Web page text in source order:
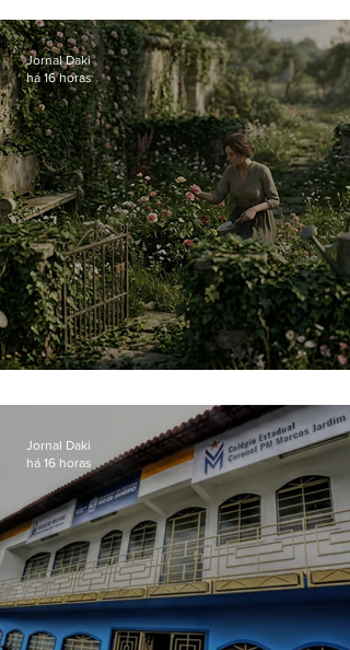
Jornal Daki
há 16 horas
Jornal Daki
há 16 horas